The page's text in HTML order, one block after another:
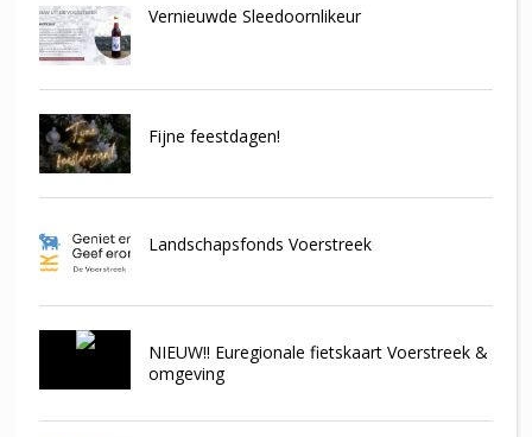
Vernieuwde Sleedoornlikeur
Fijne feestdagen!
Landschapsfonds Voerstreek
NIEUW!! Euregionale fietskaart Voerstreek &
omgeving